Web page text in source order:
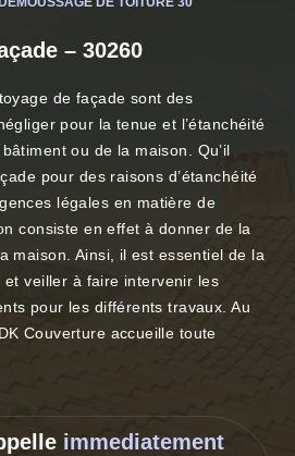
– 30260
de façade sont des
pour la tenue et l’étanchéité
ou de la maison. Qu’il
pour des raisons d’étanchéité
légales en matière de
consiste en effet à donner de la
maison. Ainsi, il est essentiel de la
veiller à faire intervenir les
pour les différents travaux. Au
Couverture accueille toute
immediatement